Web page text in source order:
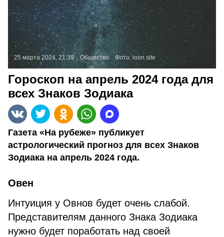
25 марта 2024, 21:39 Общество Фото: loon.site
Гороскоп на апрель 2024 года для
всех Знаков Зодиака
Газета «На рубеже» публикует
астрологический прогноз для всех Знаков
Зодиака на апрель 2024 года.
Овен
Интуиция у Овнов будет очень слабой.
Представителям данного Знака Зодиака
нужно будет поработать над своей